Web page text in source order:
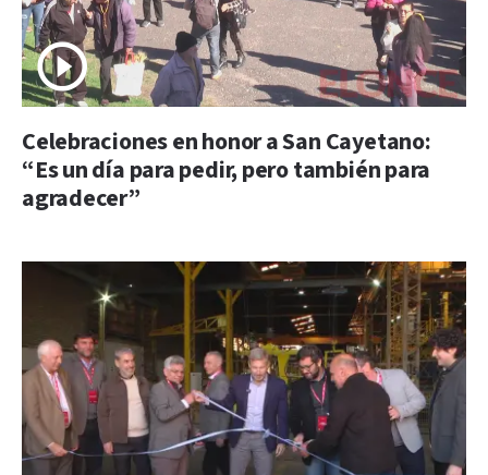
Celebraciones en honor a San Cayetano:
“Es un día para pedir, pero también para
agradecer”